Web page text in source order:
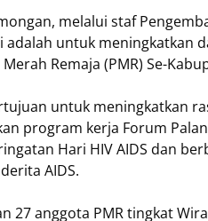
melalui staf
adalah untuk meningkatkan
Remaja (PMR) Se-
untuk meningkatkan
program kerja Forum
Hari HIV AIDS dan
AIDS.
27 anggota PMR tingkat